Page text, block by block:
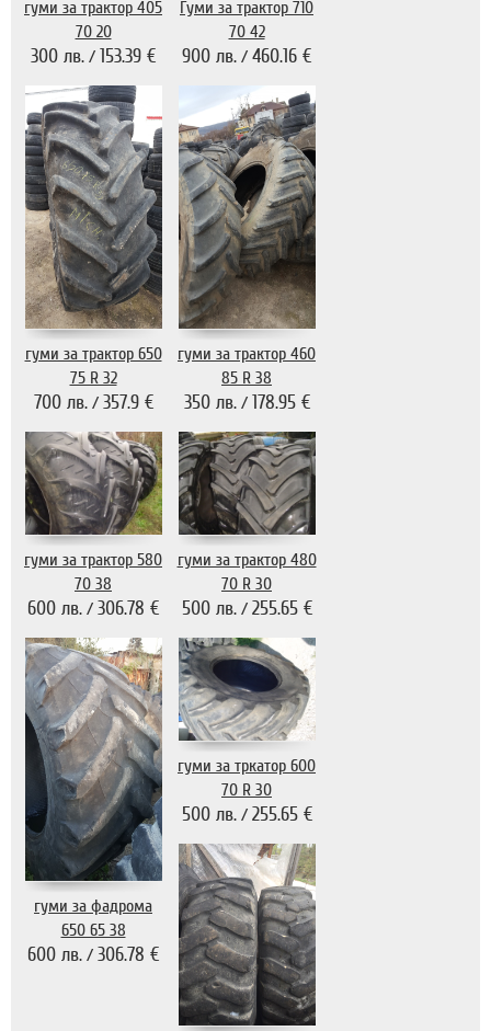
гуми за трактор 405
70 20
300 лв. / 153.39 €
Гуми за трактор 710
70 42
900 лв. / 460.16 €
гуми за трактор 650
75 R 32
700 лв./ 357.9 €
гуми за трактор 460
85 R 38
350 лв./ 178.95 €
гуми за трактор 580
70 38
600 лв. / 306.78 €
гуми за трактор 480
70 R 30
500 лв./ 255.65 €
гуми за фадрома
650 65 38
600 лв. / 306.78 €
гуми за тркатор 600
70 R 30
500 лв./ 255.65 €